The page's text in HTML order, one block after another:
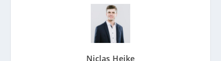
Niclas Heike